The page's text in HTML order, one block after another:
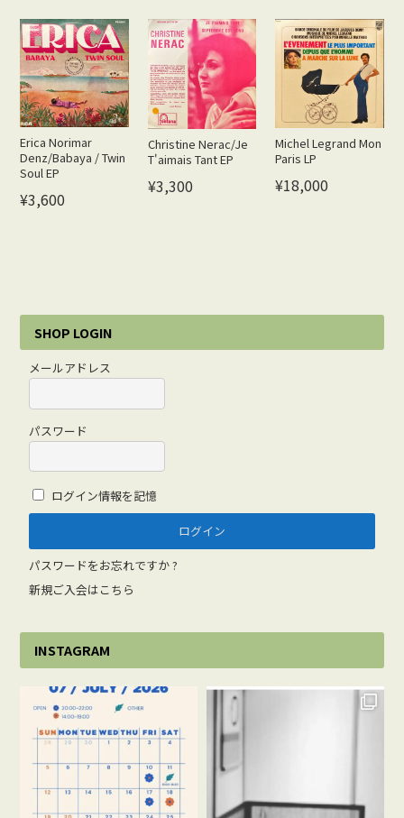
Erica Norimar
Denz/Babaya / Twin
Soul EP
¥3,600
Christine Nerac/Je
T'aimais Tant EP
¥3,300
Michel Legrand Mon
Paris LP
¥18,000
SHOP LOGIN
メールアドレス
パスワード
ログイン情報を記憶
パスワードをお忘れですか ?
新規ご入会はこちら
INSTAGRAM